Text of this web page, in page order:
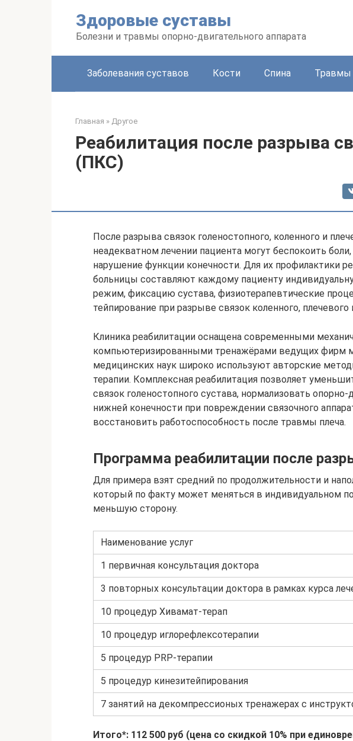
Здоровые суставы
Болезни и травмы опорно-двигательного аппарата
Заболевания суставов Кости Спина Травмы
Главная » Другое
Реабилитация после разрыва
(ПКС)
После разрыва связок голеностопного, коленного и
неадекватном лечении пациента могут беспокоить
нарушение функции конечности. Для их профилактики
больницы составляют каждому пациенту
режим, фиксацию сустава, физиотерапевтические
тейпирование при разрыве связок коленного, плечевого
Клиника реабилитации оснащена современными
компьютеризированными тренажёрами ведущих фирм
медицинских наук широко используют авторские
терапии. Комплексная реабилитация позволяет
связок голеностопного сустава, нормализовать
нижней конечности при повреждении связочного
восстановить работоспособность после травмы плеча.
Программа реабилитации после
Для примера взят средний по продолжительности и
который по факту может меняться в индивидуальном
меньшую сторону.
Наименование услуг
1 первичная консультация доктора
3 повторных консультации доктора в рамках курса
10 процедур Хивамат-терап
10 процедур иглорефлексотерапии
5 процедур PRP-терапии
5 процедур кинезитейпирования
7 занятий на декомпрессионых тренажерах с
Итого*: 112 500 руб (цена со скидкой 10% при